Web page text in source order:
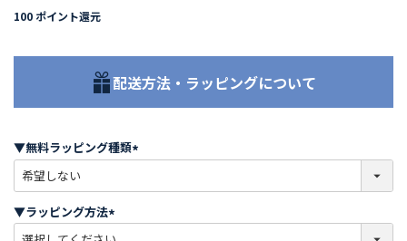
100 ポイント還元
配送方法・ラッピングについて
▼無料ラッピング種類
必
)
▼ラッピング方法